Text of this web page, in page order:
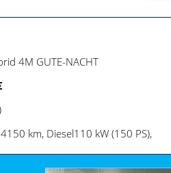
4M GUTE-NACHT
km, Diesel110 kW (150 PS),